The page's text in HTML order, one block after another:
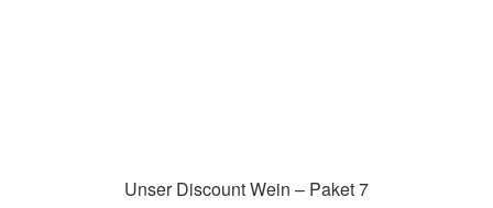
Unser Discount Wein – Paket 7